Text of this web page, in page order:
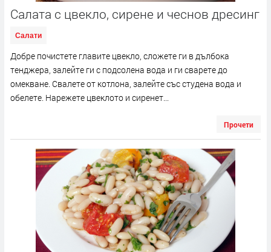
Салата с цвекло, сирене и чеснов дресинг
Салати
Добре почистете главите цвекло, сложете ги в дълбока
тенджера, залейте ги с подсолена вода и ги сварете до
омекване. Свалете от котлона, залейте със студена вода и
обелете. Нарежете цвеклото и сиренет...
Прочети